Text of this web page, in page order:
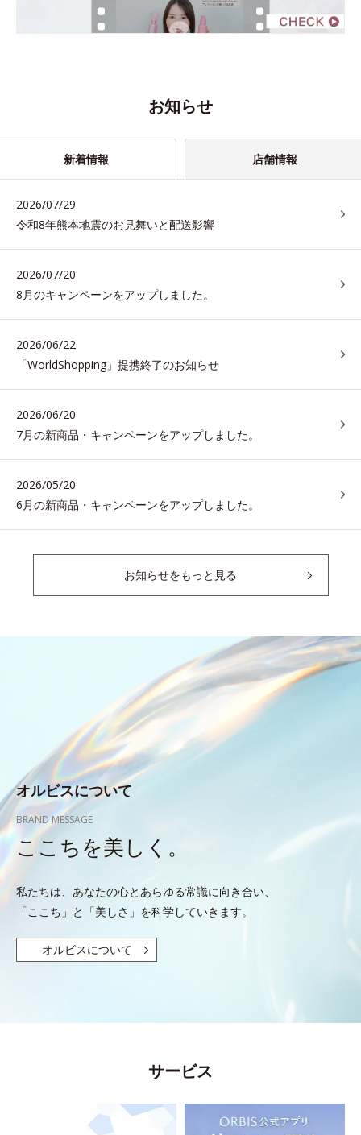
お知らせ
新着情報 店舗情報
2026/07/29
令和8年熊本地震のお見舞いと配送影響
2026/07/20
8月のキャンペーンをアップしました。
2026/06/22
「WorldShopping」提携終了のお知らせ
2026/06/20
7月の新商品・キャンペーンをアップしました。
2026/05/20
6月の新商品・キャンペーンをアップしました。
お知らせをもっと見る
オルビスについて
BRAND MESSAGE
ここちを美しく。
私たちは、あなたの心とあらゆる常識に向き合い、
「ここち」と「美しさ」を科学していきます。
オルビスについて
サービス